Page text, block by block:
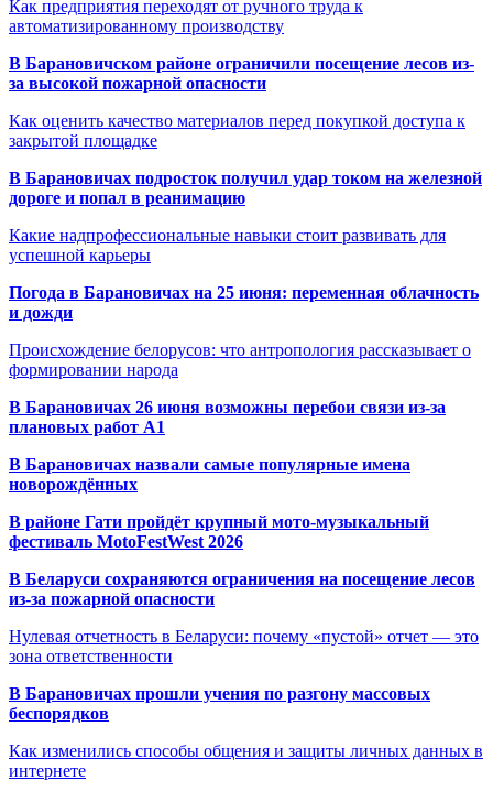
Как предприятия переходят от ручного труда к
автоматизированному производству
В Барановичском районе ограничили посещение лесов из-
за высокой пожарной опасности
Как оценить качество материалов перед покупкой доступа к
закрытой площадке
В Барановичах подросток получил удар током на железной
дороге и попал в реанимацию
Какие надпрофессиональные навыки стоит развивать для
успешной карьеры
Погода в Барановичах на 25 июня: переменная облачность
и дожди
Происхождение белорусов: что антропология рассказывает о
формировании народа
В Барановичах 26 июня возможны перебои связи из-за
плановых работ A1
В Барановичах назвали самые популярные имена
новорождённых
В районе Гати пройдёт крупный мото-музыкальный
фестиваль MotoFestWest 2026
В Беларуси сохраняются ограничения на посещение лесов
из-за пожарной опасности
Нулевая отчетность в Беларуси: почему «пустой» отчет — это
зона ответственности
В Барановичах прошли учения по разгону массовых
беспорядков
Как изменились способы общения и защиты личных данных в
интернете